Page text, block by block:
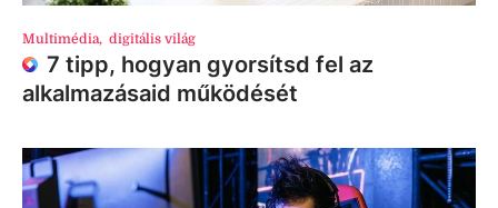
Multimédia, digitális világ
7 tipp, hogyan gyorsítsd fel az
alkalmazásaid működését